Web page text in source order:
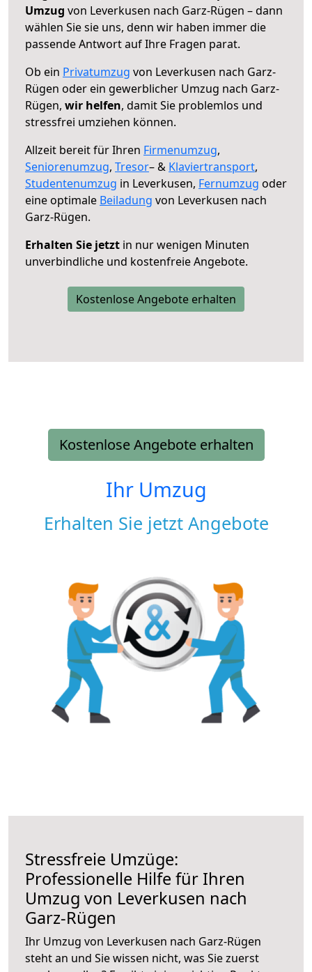
Umzug von Leverkusen nach Garz-Rügen – dann
wählen Sie sie uns, denn wir haben immer die
passende Antwort auf Ihre Fragen parat.
Ob ein Privatumzug von Leverkusen nach Garz-
Rügen oder ein gewerblicher Umzug nach Garz-
Rügen, wir helfen, damit Sie problemlos und
stressfrei umziehen können.
Allzeit bereit für Ihren Firmenumzug,
Seniorenumzug, Tresor– & Klaviertransport,
Studentenumzug in Leverkusen, Fernumzug oder
eine optimale Beiladung von Leverkusen nach
Garz-Rügen.
Erhalten Sie jetzt in nur wenigen Minuten
unverbindliche und kostenfreie Angebote.
Kostenlose Angebote erhalten
Kostenlose Angebote erhalten
Ihr Umzug
Erhalten Sie jetzt Angebote
Stressfreie Umzüge:
Professionelle Hilfe für Ihren
Umzug von Leverkusen nach
Garz-Rügen
Ihr Umzug von Leverkusen nach Garz-Rügen
steht an und Sie wissen nicht, was Sie zuerst